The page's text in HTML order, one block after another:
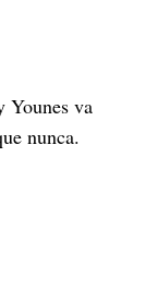
Younes va
nunca.